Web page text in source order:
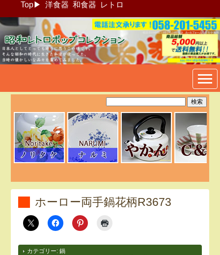
Top▶ 洋食器 和食器 レトロ
昭和レトロポップ食器生活雑
貨通販＠フリマート
ホーロー両手鍋花柄R3673
カテゴリー:鍋